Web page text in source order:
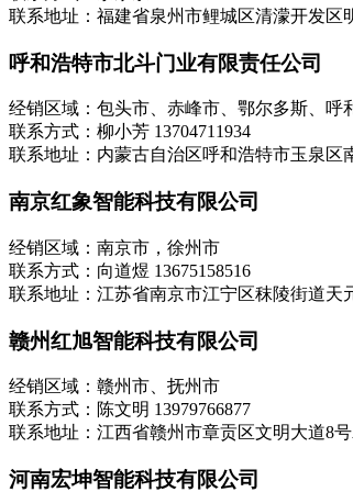
联系地址：福建省泉州市鲤城区清濛开发区
呼和浩特市北斗门业有限责任公司
经销区域：包头市、赤峰市、鄂尔多斯、
联系方式：柳小芳 13704711934
联系地址：内蒙古自治区呼和浩特市玉泉区
南京红象智能科技有限公司
经销区域：南京市，徐州市
联系方式：向道煜 13675158516
联系地址：江苏省南京市江宁区秣陵街道天
赣州红旭智能科技有限公司
经销区域：赣州市、抚州市
联系方式：陈文明 13979766877
联系地址：江西省赣州市章贡区文明大道8
河南宏坤智能科技有限公司